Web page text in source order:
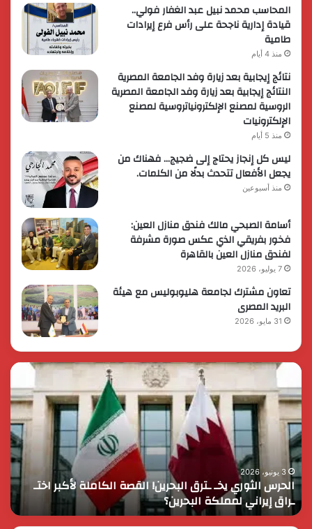
المحاسب محمد نبيل عبد الغفار فولي..
قيادة إدارية ناجحة على رأس فرع إيرادات
طامية
منذ 4 أيام
نتائج إيجابية بعد زيارة وفد الجامعة المصرية
النتائج إيجابية بعد زيارة وفد الجامعة المصرية
الروسية لمصنع الإلكترونياتروسية لمصنع
الإلكترونيات
منذ 5 أيام
ليس كل إنجاز يحتاج إلى ضجيج… فهناك من
يجعل الأفعال تتحدث بدلًا من الكلمات.
منذ أسبوعين
أسامة الصبحي مالك فندق منازل العين:
فخور بفريقي الذي عكس صورة مشرفة
لفندق منازل العين بالقاهرة
7 يوليو، 2026
تعاون مشترك لجامعة هليوبوليس مع هيئة
البريد المصرى
31 مايو، 2026
الحرس
يخـ
ـترق
البحرين!
القصة
الكاملة
لأكبر
اختـ
ـراق
إيراني
3 يونيو، 2026
الحرس الثوري يخـ ـترق البحرين! القصة الكاملة لأكبر اختـ
ـراق إيراني لمملكة البحرين؟